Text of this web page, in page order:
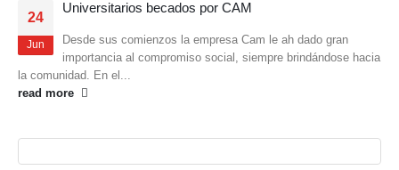
24
Jun
Universitarios becados por CAM
Desde sus comienzos la empresa Cam le ah dado gran
importancia al compromiso social, siempre brindándose hacia
la comunidad. En el...
read more